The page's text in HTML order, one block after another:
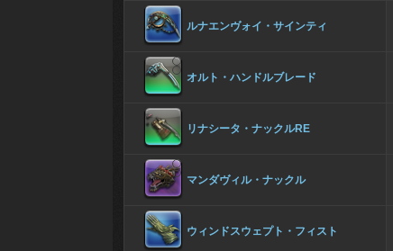
ルナエンヴォイ・サインティ
オルト・ハンドルブレード
リナシータ・ナックルRE
マンダヴィル・ナックル
ウィンドスウェプト・フィスト